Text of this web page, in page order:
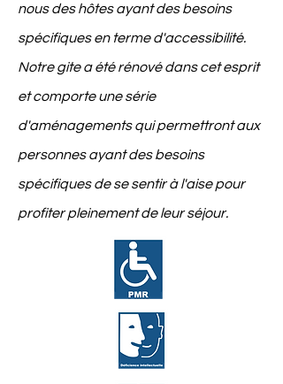
nous des hôtes ayant des besoins
spécifiques en terme d'accessibilité.
Notre gite a été rénové dans cet esprit
et comporte une série
d'aménagements qui permettront aux
personnes ayant des besoins
spécifiques de se sentir à l'aise pour
profiter pleinement de leur séjour.